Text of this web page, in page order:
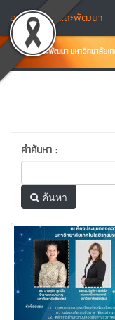
สถาบันวิจัยและพัฒนา
คำค้นหา :
ค้นหา